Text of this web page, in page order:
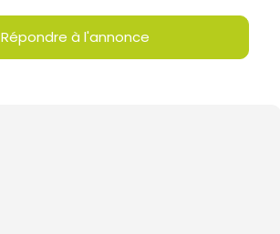
Répondre à l'annonce